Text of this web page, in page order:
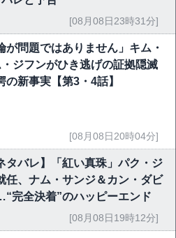
[08月08日23時31分]
が問題ではありません」キム・
ジフンがひき逃げの証拠隠滅
の新事実【第3・4話】
[08月08日20時04分]
タバレ】「紅い真珠」パク・ジ
任、ナム・サンジ＆カン・ダビ
完全決着”のハッピーエンド
[08月08日19時12分]